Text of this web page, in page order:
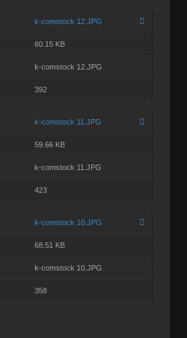
k-comstock 12.JPG
60.15 KB
k-comstock 12.JPG
392
k-comstock 11.JPG
59.66 KB
k-comstock 11.JPG
423
k-comstock 10.JPG
68.51 KB
k-comstock 10.JPG
358